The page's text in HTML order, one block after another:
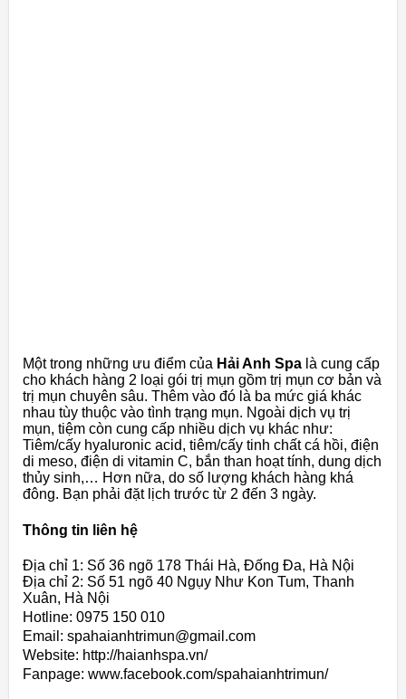
Một trong những ưu điểm của Hải Anh Spa là cung cấp
cho khách hàng 2 loại gói trị mụn gồm trị mụn cơ bản và
trị mụn chuyên sâu. Thêm vào đó là ba mức giá khác
nhau tùy thuộc vào tình trạng mụn. Ngoài dịch vụ trị
mụn, tiệm còn cung cấp nhiều dịch vụ khác như:
Tiêm/cấy hyaluronic acid, tiêm/cấy tinh chất cá hồi, điện
di meso, điện di vitamin C, bắn than hoạt tính, dung dịch
thủy sinh,… Hơn nữa, do số lượng khách hàng khá
đông. Bạn phải đặt lịch trước từ 2 đến 3 ngày.
Thông tin liên hệ
Địa chỉ 1: Số 36 ngõ 178 Thái Hà, Đống Đa, Hà Nội
Địa chỉ 2: Số 51 ngõ 40 Ngụy Như Kon Tum, Thanh
Xuân, Hà Nội
Hotline: 0975 150 010
Email: spahaianhtrimun@gmail.com
Website: http://haianhspa.vn/
Fanpage: www.facebook.com/spahaianhtrimun/